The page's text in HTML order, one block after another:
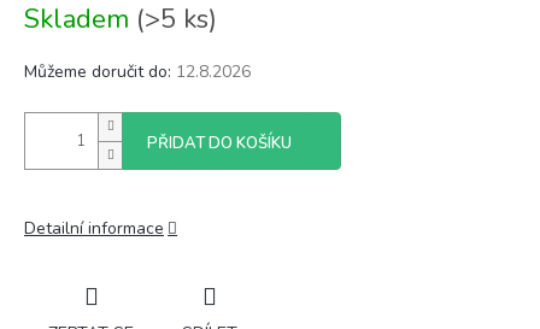
cena:
Skladem (>5 ks)
Můžeme doručit do: 12.8.2026
PŘIDAT DO KOŠÍKU
Detailní informace